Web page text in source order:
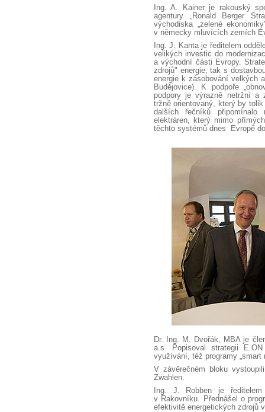
Ing. A. Kainer je rakouský
agentury „Ronald Berger
východiska „zelené
v německy mluvících zemích
Ing. J. Kanta je ředitelem
velikých investic do
a východní části Evropy.
zdrojů" energie, tak s
energie k zásobování velkých
Budějovice). K podpoře
podpory je výrazně netržní a
tržně orientovaný, který by
dalších řečníků připomínalo
elektráren, který mimo
těchto systémů dnes Evropě
Dr. Ing. M. Dvořák, MBA je
a.s. Popisoval strategii
využívání, též programy
V závěrečném bloku
Zwahlen.
Ing. J. Robben je
v Rakovníku. Přednášel o
efektivitě energetických zdrojů